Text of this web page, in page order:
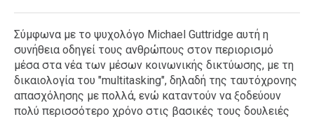
Σύμφωνα με το ψυχολόγο Michael Guttridge αυτή η
συνήθεια οδηγεί τους ανθρώπους στον περιορισμό
μέσα στα νέα των μέσων κοινωνικής δικτύωσης, με τη
δικαιολογία του "multitasking", δηλαδή της ταυτόχρονης
απασχόλησης με πολλά, ενώ καταντούν να ξοδεύουν
πολύ περισσότερο χρόνο στις βασικές τους δουλειές